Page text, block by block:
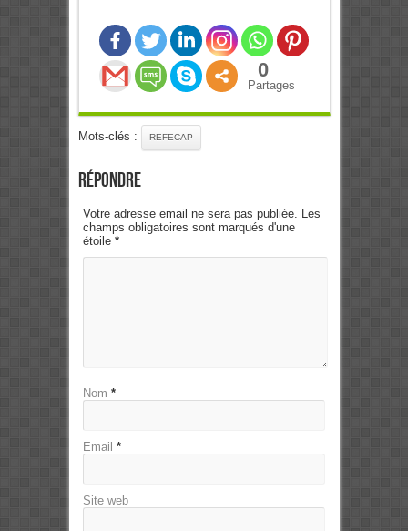
0
Partages
Mots-clés : REFECAP
Répondre
Votre adresse email ne sera pas publiée. Les
champs obligatoires sont marqués d'une
étoile *
Nom *
Email *
Site web